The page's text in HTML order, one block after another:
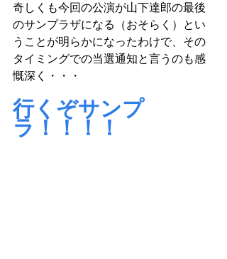
奇しくも今回の公演が山下達郎の最後
のサンプラザになる（おそらく）とい
うことが明らかになったわけで、その
タイミングでの当選通知と言うのも感
慨深く・・・
行くぞサンプ
ラ！！！！